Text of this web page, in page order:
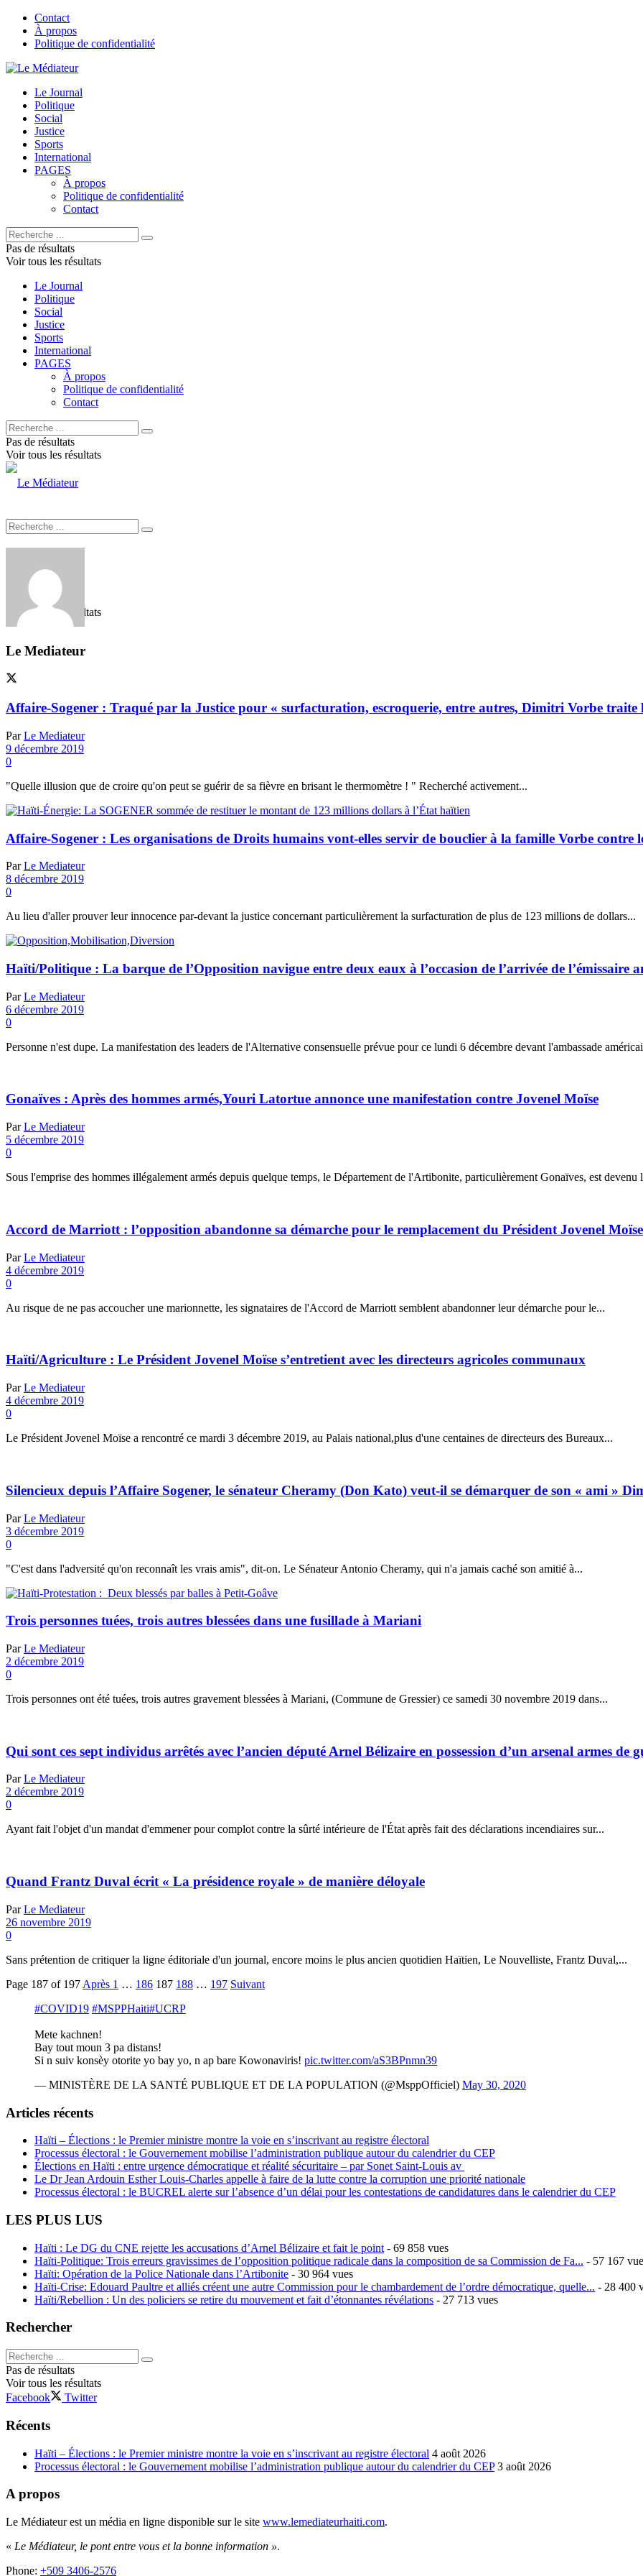
Contact
À propos
Politique de confidentialité
Le Journal
Politique
Social
Justice
Sports
International
PAGES
À propos
Politique de confidentialité
Contact
Pas de résultats
Voir tous les résultats
Le Journal
Politique
Social
Justice
Sports
International
PAGES
À propos
Politique de confidentialité
Contact
Pas de résultats
Voir tous les résultats
Pas de résultats
Voir tous les résultats
Le Mediateur
Affaire-Sogener : Traqué par la Justice pour « surfacturation, escroquerie, entre autres, Dimitri Vorbe traite
Par Le Mediateur
9 décembre 2019
0
"Quelle illusion que de croire qu'on peut se guérir de sa fièvre en brisant le thermomètre ! " Recherché activement...
Affaire-Sogener : Les organisations de Droits humains vont-elles servir de bouclier à la famille Vorbe contre
Par Le Mediateur
8 décembre 2019
0
Au lieu d'aller prouver leur innocence par-devant la justice concernant particulièrement la surfacturation de plus de 123 millions de dollars...
Haïti/Politique : La barque de l’Opposition navigue entre deux eaux à l’occasion de l’arrivée de l’émissaire
Par Le Mediateur
6 décembre 2019
0
Personne n'est dupe. La manifestation des leaders de l'Alternative consensuelle prévue pour ce lundi 6 décembre devant l'ambassade
Gonaïves : Après des hommes armés,Youri Latortue annonce une manifestation contre Jovenel Moïse
Par Le Mediateur
5 décembre 2019
0
Sous l'emprise des hommes illégalement armés depuis quelque temps, le Département de l'Artibonite, particulièrement Gonaïves, est devenu
Accord de Marriott : l’opposition abandonne sa démarche pour le remplacement du Président Jovenel
Par Le Mediateur
4 décembre 2019
0
Au risque de ne pas accoucher une marionnette, les signataires de l'Accord de Marriott semblent abandonner leur démarche pour le...
Haïti/Agriculture : Le Président Jovenel Moïse s’entretient avec les directeurs agricoles communaux
Par Le Mediateur
4 décembre 2019
0
Le Président Jovenel Moïse a rencontré ce mardi 3 décembre 2019, au Palais national,plus d'une centaines de directeurs des Bureaux...
Silencieux depuis l’Affaire Sogener, le sénateur Cheramy (Don Kato) veut-il se démarquer de son « ami »
Par Le Mediateur
3 décembre 2019
0
"C'est dans l'adversité qu'on reconnaît les vrais amis", dit-on. Le Sénateur Antonio Cheramy, qui n'a jamais caché son amitié à...
Trois personnes tuées, trois autres blessées dans une fusillade à Mariani
Par Le Mediateur
2 décembre 2019
0
Trois personnes ont été tuées, trois autres gravement blessées à Mariani, (Commune de Gressier) ce samedi 30 novembre 2019 dans...
Qui sont ces sept individus arrêtés avec l’ancien député Arnel Bélizaire en possession d’un arsenal armes de
Par Le Mediateur
2 décembre 2019
0
Ayant fait l'objet d'un mandat d'emmener pour complot contre la sûrté intérieure de l'État après fait des déclarations incendiaires sur...
Quand Frantz Duval écrit « La présidence royale » de manière déloyale
Par Le Mediateur
26 novembre 2019
0
Sans prétention de critiquer la ligne éditoriale d'un journal, encore moins le plus ancien quotidien Haïtien, Le Nouvelliste, Frantz Duval,...
Page 187 of 197 Après 1 … 186 187 188 … 197 Suivant
#COVID19 #MSPPHaiti#UCRP
Mete kachnen!
Bay tout moun 3 pa distans!
Si n suiv konsèy otorite yo bay yo, n ap bare Kowonaviris! pic.twitter.com/aS3BPnmn39
— MINISTÈRE DE LA SANTÉ PUBLIQUE ET DE LA POPULATION (@MsppOfficiel) May 30, 2020
Articles récents
Haïti – Élections : le Premier ministre montre la voie en s’inscrivant au registre électoral
Processus électoral : le Gouvernement mobilise l’administration publique autour du calendrier du CEP
Élections en Haïti : entre urgence démocratique et réalité sécuritaire – par Sonet Saint-Louis av
Le Dr Jean Ardouin Esther Louis-Charles appelle à faire de la lutte contre la corruption une priorité nationale
Processus électoral : le BUCREL alerte sur l’absence d’un délai pour les contestations de candidatures dans le calendrier du CEP
LES PLUS LUS
Haïti : Le DG du CNE rejette les accusations d’Arnel Bélizaire et fait le point - 69 858 vues
Haïti-Politique: Trois erreurs gravissimes de l’opposition politique radicale dans la composition de sa Commission de Fa... - 57 167
Haïti: Opération de la Police Nationale dans l’Artibonite - 30 964 vues
Haïti-Crise: Edouard Paultre et alliés créent une autre Commission pour le chambardement de l’ordre démocratique, quelle... - 28 400
Haïti/Rebellion : Un des policiers se retire du mouvement et fait d’étonnantes révélations - 27 713 vues
Rechercher
Pas de résultats
Voir tous les résultats
Facebook
Twitter
Récents
Haïti – Élections : le Premier ministre montre la voie en s’inscrivant au registre électoral 4 août 2026
Processus électoral : le Gouvernement mobilise l’administration publique autour du calendrier du CEP 3 août 2026
A propos
Le Médiateur est un média en ligne disponible sur le site www.lemediateurhaiti.com.
« Le Médiateur, le pont entre vous et la bonne information ».
Phone: +509 3406-2576